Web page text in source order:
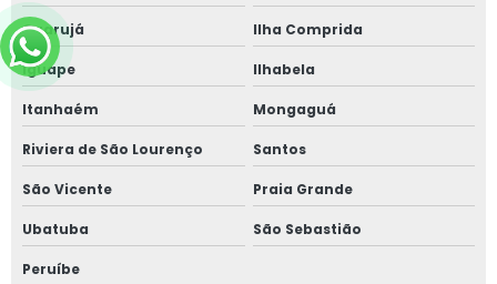
Guarujá Ilha Comprida
Iguape Ilhabela
Itanhaém Mongaguá
Riviera de São Lourenço Santos
São Vicente Praia Grande
Ubatuba São Sebastião
Peruíbe